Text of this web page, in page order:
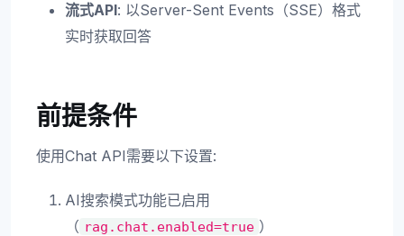
流式API: 以Server-Sent Events（SSE）格式
实时获取回答
前提条件
使用Chat API需要以下设置:
AI搜索模式功能已启用
（ rag.chat.enabled=true ）